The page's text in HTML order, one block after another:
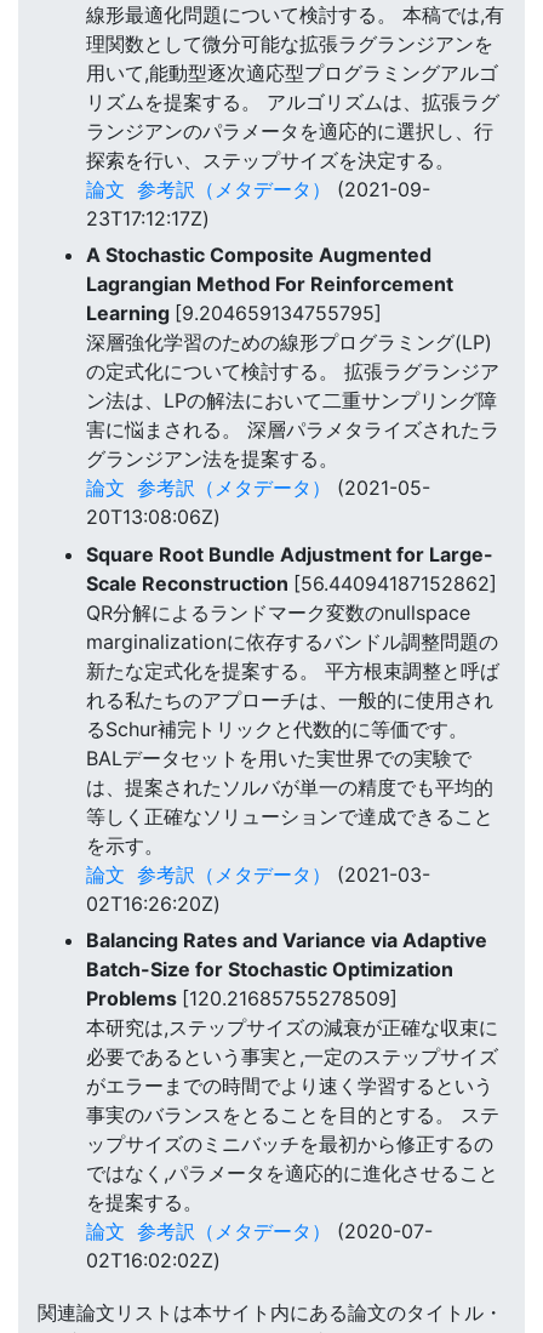
線形最適化問題について検討する。 本稿では,有
理関数として微分可能な拡張ラグランジアンを
用いて,能動型逐次適応型プログラミングアルゴ
リズムを提案する。 アルゴリズムは、拡張ラグ
ランジアンのパラメータを適応的に選択し、行
探索を行い、ステップサイズを決定する。
論文 参考訳（メタデータ）
(2021-09-
23T17:12:17Z)
A Stochastic Composite Augmented
Lagrangian Method For Reinforcement
Learning [9.204659134755795]
深層強化学習のための線形プログラミング(LP)
の定式化について検討する。 拡張ラグランジア
ン法は、LPの解法において二重サンプリング障
害に悩まされる。 深層パラメタライズされたラ
グランジアン法を提案する。
論文 参考訳（メタデータ）
(2021-05-
20T13:08:06Z)
Square Root Bundle Adjustment for Large-
Scale Reconstruction [56.44094187152862]
QR分解によるランドマーク変数のnullspace
marginalizationに依存するバンドル調整問題の
新たな定式化を提案する。 平方根束調整と呼ば
れる私たちのアプローチは、一般的に使用され
るSchur補完トリックと代数的に等価です。
BALデータセットを用いた実世界での実験で
は、提案されたソルバが単一の精度でも平均的
等しく正確なソリューションで達成できること
を示す。
論文 参考訳（メタデータ）
(2021-03-
02T16:26:20Z)
Balancing Rates and Variance via Adaptive
Batch-Size for Stochastic Optimization
Problems [120.21685755278509]
本研究は,ステップサイズの減衰が正確な収束に
必要であるという事実と,一定のステップサイズ
がエラーまでの時間でより速く学習するという
事実のバランスをとることを目的とする。 ステ
ップサイズのミニバッチを最初から修正するの
ではなく,パラメータを適応的に進化させること
を提案する。
論文 参考訳（メタデータ）
(2020-07-
02T16:02:02Z)
関連論文リストは本サイト内にある論文のタイトル・